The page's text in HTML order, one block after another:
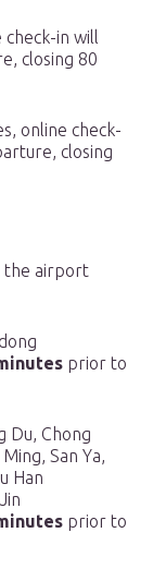
in will
closing 80
online check-
closing
the airport
prior to
Du, Chong
San Ya,
Han
prior to